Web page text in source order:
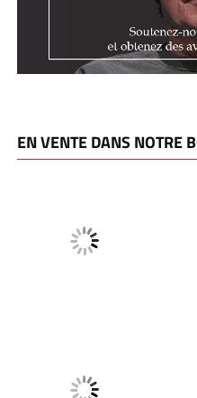
EN VENTE DANS NOTRE